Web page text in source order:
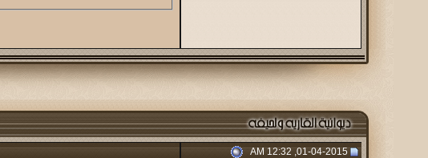
01-04-2015, 12:32 AM